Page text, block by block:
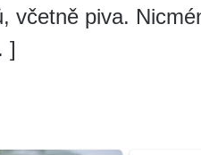
včetně piva.
]